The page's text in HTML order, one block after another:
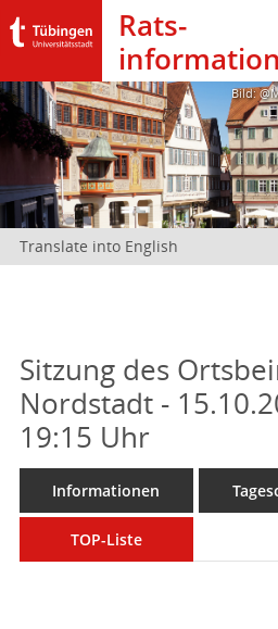
Rats­
Bild:
Translate into English
Sitzung des
Nordstadt -
19:15 Uhr
Informationen
TOP-Liste